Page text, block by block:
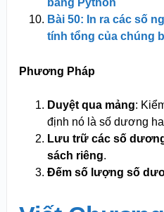
bằng Python
Bài 50: In ra các số
tính tổng của chúng
Phương Pháp
Duyệt qua mảng:
định nó là số dương
Lưu trữ các số
sách riêng.
Đếm số lượng số